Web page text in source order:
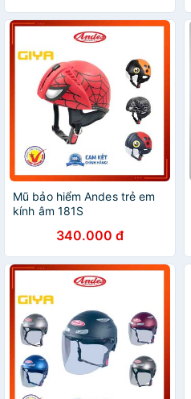
Mũ bảo hiểm Andes trẻ em
kính âm 181S
340.000 đ